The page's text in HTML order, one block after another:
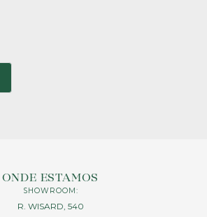
ONDE ESTAMOS
SHOWROOM:
R. WISARD, 540